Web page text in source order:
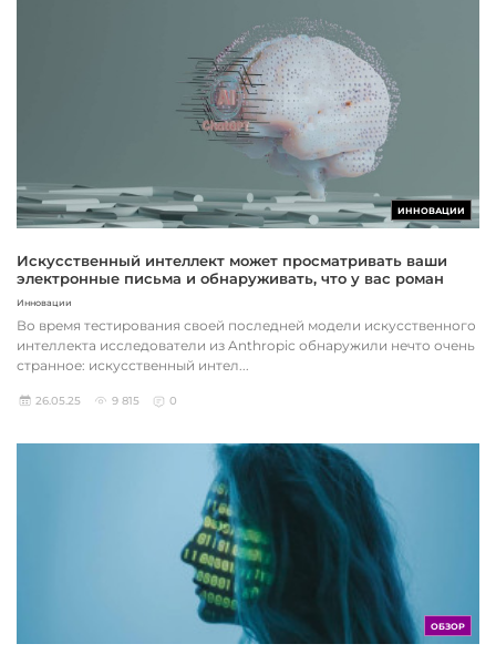
ИННОВАЦИИ
Искусственный интеллект может просматривать ваши
электронные письма и обнаруживать, что у вас роман
Инновации
Во время тестирования своей последней модели искусственного
интеллекта исследователи из Anthropic обнаружили нечто очень
странное: искусственный интел...
26.05.25 9 815 0
ОБЗОР